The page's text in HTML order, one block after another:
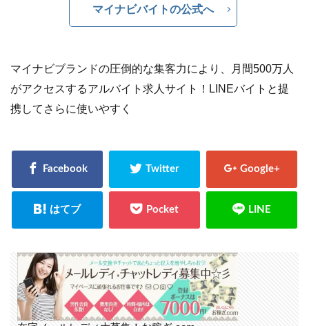
マイナビバイトの公式へ
マイナビブランドの圧倒的な集客力により、月間500万人
がアクセスするアルバイト求人サイト！LINEバイトと提
携してさらに使いやすく